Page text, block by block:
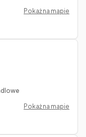
Pokaż na mapie
Pokaż na mapie